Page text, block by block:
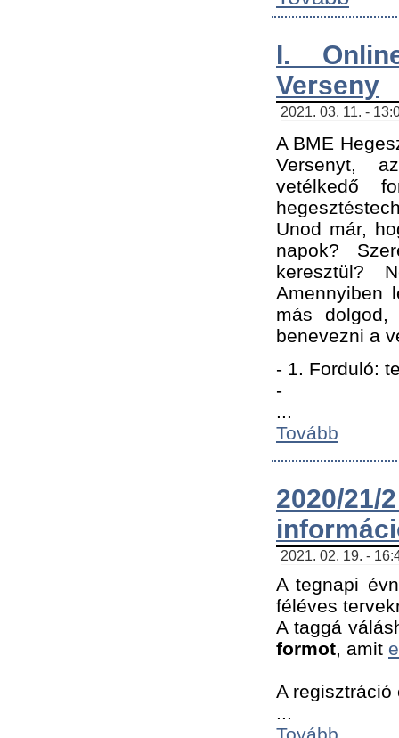
I.
Verseny
2021. 03. 11. -
A BME
Versenyt,
vetélkedő
Unod már,
napok?
keresztül?
Amennyiben
más
benevezni a
- 1. Forduló:
-
...
Tovább
2020/
2021. 02. 19. -
A tegnapi
féléves
A taggá
formot, amit
A
...